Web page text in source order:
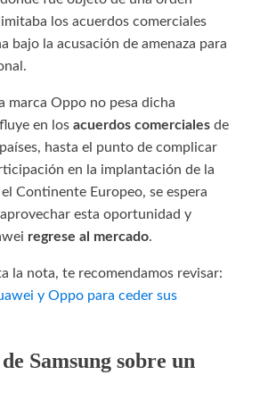
los acuerdos comerciales
bajo la acusación de amenaza para
marca Oppo no pesa dicha
en los acuerdos comerciales de
hasta el punto de complicar
en la implantación de la
Continente Europeo, se espera
esta oportunidad y
regrese al mercado.
la nota, te recomendamos revisar:
y Oppo para ceder sus
Samsung sobre un